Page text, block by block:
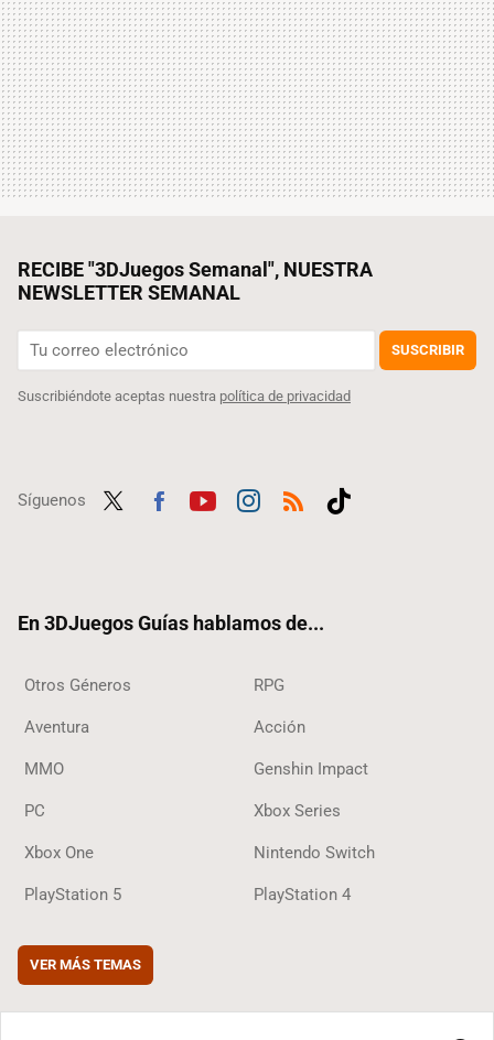
RECIBE "3DJuegos Semanal", NUESTRA
NEWSLETTER SEMANAL
SUSCRIBIR
Suscribiéndote aceptas nuestra política de privacidad
Síguenos
En 3DJuegos Guías hablamos de...
Otros Géneros RPG
Aventura Acción
MMO Genshin Impact
PC Xbox Series
Xbox One Nintendo Switch
PlayStation 5 PlayStation 4
VER MÁS TEMAS